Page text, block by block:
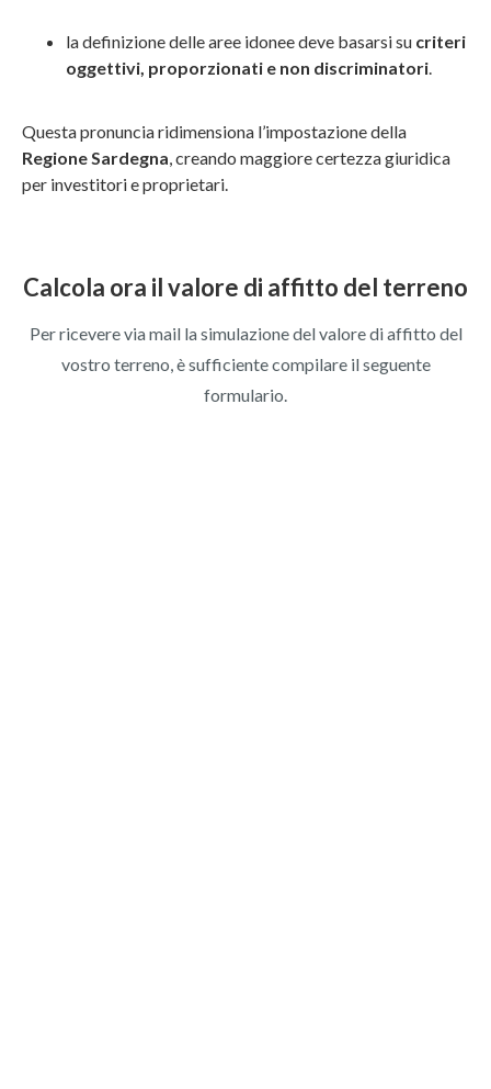
la definizione delle aree idonee deve basarsi su criteri
oggettivi, proporzionati e non discriminatori.
Questa pronuncia ridimensiona l’impostazione della
Regione Sardegna, creando maggiore certezza giuridica
per investitori e proprietari.
Calcola ora il valore di affitto del terreno
Per ricevere via mail la simulazione del valore di affitto del
vostro terreno, è sufficiente compilare il seguente
formulario.